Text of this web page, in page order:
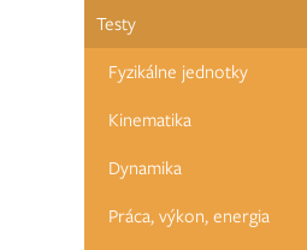
Testy
Fyzikálne jednotky
Kinematika
Dynamika
Práca, výkon, energia